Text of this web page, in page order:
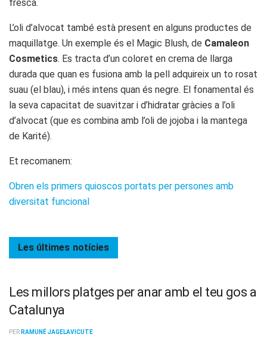
fresca.
L’oli d’alvocat també està present en alguns productes de
maquillatge. Un exemple és el Magic Blush, de Camaleon
Cosmetics. Es tracta d’un coloret en crema de llarga
durada que quan es fusiona amb la pell adquireix un to rosat
suau (el blau), i més intens quan és negre. El fonamental és
la seva capacitat de suavitzar i d’hidratar gràcies a l’oli
d’alvocat (que es combina amb l’oli de jojoba i la mantega
de Karité).
Et recomanem:
Obren els primers quioscos portats per persones amb
diversitat funcional
Les últimes notícies
Les millors platges per anar amb el teu gos a
Catalunya
PER RAMUNÉ JAGELAVICUTE